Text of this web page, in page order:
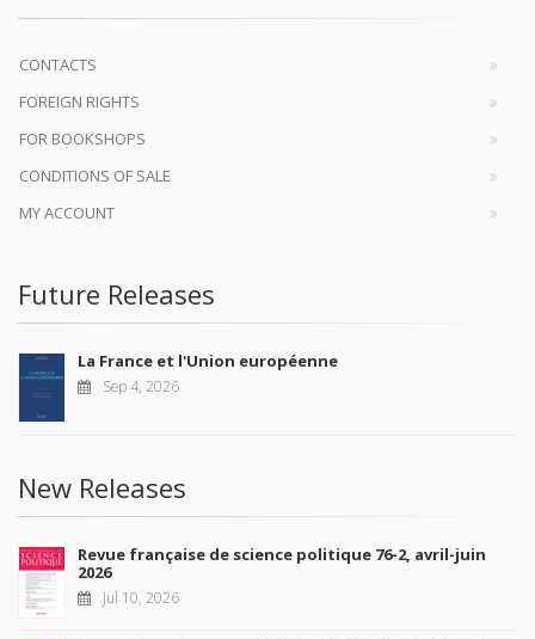
CONTACTS
FOREIGN RIGHTS
FOR BOOKSHOPS
CONDITIONS OF SALE
MY ACCOUNT
Future Releases
La France et l'Union européenne
Sep 4, 2026
New Releases
Revue française de science politique 76-2, avril-juin
2026
Jul 10, 2026